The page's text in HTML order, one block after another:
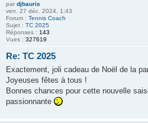
par djbauris
ven. 27 déc. 2024, 1:43
Forum : Tennis Coach
Sujet : TC 2025
Réponses : 143
Vues : 327619
Re: TC 2025
Exactement, joli cadeau de Noël de la
Joyeuses fêtes à tous !
Bonnes chances pour cette nouvelle
passionnante